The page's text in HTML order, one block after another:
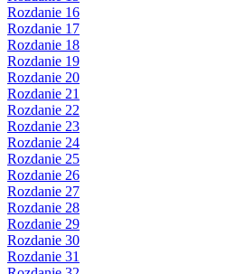
Rozdanie 16
Rozdanie 17
Rozdanie 18
Rozdanie 19
Rozdanie 20
Rozdanie 21
Rozdanie 22
Rozdanie 23
Rozdanie 24
Rozdanie 25
Rozdanie 26
Rozdanie 27
Rozdanie 28
Rozdanie 29
Rozdanie 30
Rozdanie 31